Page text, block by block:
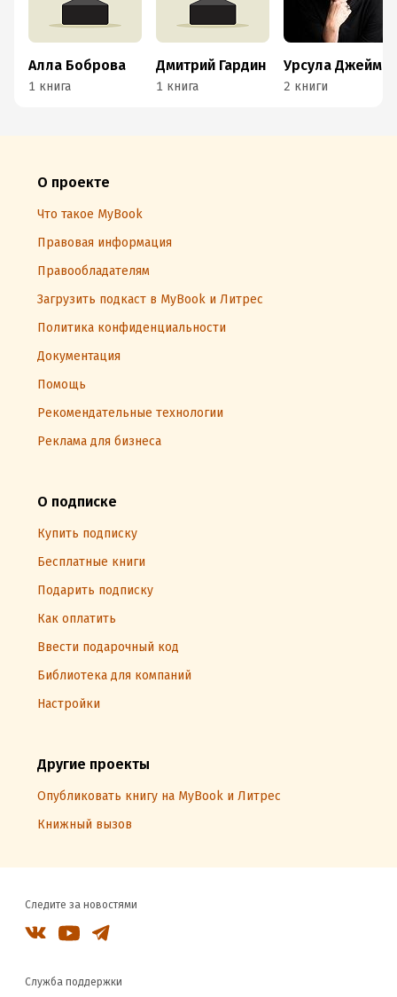
Алла Боброва
1 книга
Дмитрий Гардин
1 книга
Урсула Джеймс
2 книги
О проекте
Что такое MyBook
Правовая информация
Правообладателям
Загрузить подкаст в MyBook и Литрес
Политика конфиденциальности
Документация
Помощь
Рекомендательные технологии
Реклама для бизнеса
О подписке
Купить подписку
Бесплатные книги
Подарить подписку
Как оплатить
Ввести подарочный код
Библиотека для компаний
Настройки
Другие проекты
Опубликовать книгу на MyBook и Литрес
Книжный вызов
Следите за новостями
Служба поддержки